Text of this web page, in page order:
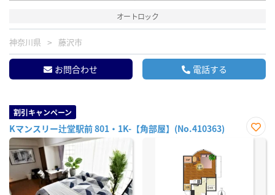
オートロック
神奈川県 藤沢市
お問合わせ 電話する
割引キャンペーン
Kマンスリー辻堂駅前 801・1K-【角部屋】(No.410363)
お気